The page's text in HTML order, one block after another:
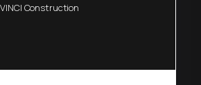
- NEFAB
Construction